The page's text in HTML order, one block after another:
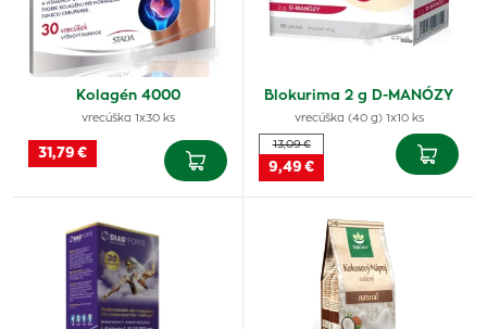
Kolagén 4000
vrecúška 1x30 ks
31,79 €
Blokurima 2 g D-MANÓZY
vrecúška (40 g) 1x10 ks
13,09 €
9,49 €